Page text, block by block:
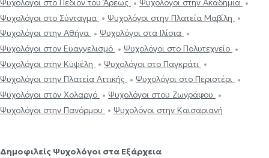
Ψυχολόγοι στο Πεδίον του Άρεως
Ψυχολόγοι στην Ακαδημία
Ψυχολόγοι στο Σύνταγμα
Ψυχολόγοι στην Πλατεία Μαβίλη
Ψυχολόγοι στην Αθήνα
Ψυχολόγοι στα Ιλίσια
Ψυχολόγοι στον Ευαγγελισμό
Ψυχολόγοι στο Πολυτεχνείο
Ψυχολόγοι στην Κυψέλη
Ψυχολόγοι στο Παγκράτι
Ψυχολόγοι στην Πλατεία Αττικής
Ψυχολόγοι στο Περιστέρι
Ψυχολόγοι στον Χολαργό
Ψυχολόγοι στου Ζωγράφου
Ψυχολόγοι στην Πανόρμου
Ψυχολόγοι στην Καισαριανή
Δημοφιλείς Ψυχολόγοι στα Εξάρχεια